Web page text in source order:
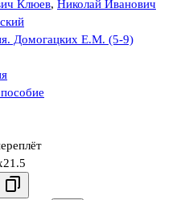
Клюев, Николай Иванович
Домогацких Е.М. (5-9)